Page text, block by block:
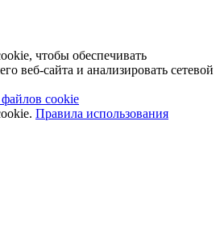
чтобы обеспечивать
веб-сайта и анализировать сетевой
cookie
Правила использования